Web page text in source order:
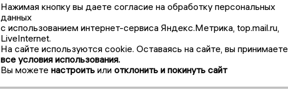
Нажимая кнопку вы даете согласие на обработку персональных
данных
с использованием интернет-сервиса Яндекс.Метрика, top.mail.ru,
LiveInternet.
На сайте используются cookie. Оставаясь на сайте, вы принимаете
все условия использования.
Вы можете настроить или отклонить и покинуть сайт